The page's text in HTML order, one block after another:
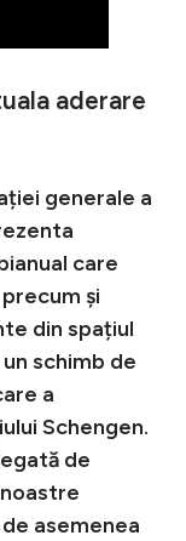
aderare
generale a
care
și
din spațiul
schimb de
a
Schengen.
de
asemenea